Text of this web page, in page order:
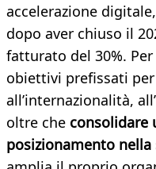
accelerazione digitale,
dopo aver chiuso il
fatturato del 30%.
obiettivi prefissati
all’internazionalità,
oltre che consolidare
posizionamento nella